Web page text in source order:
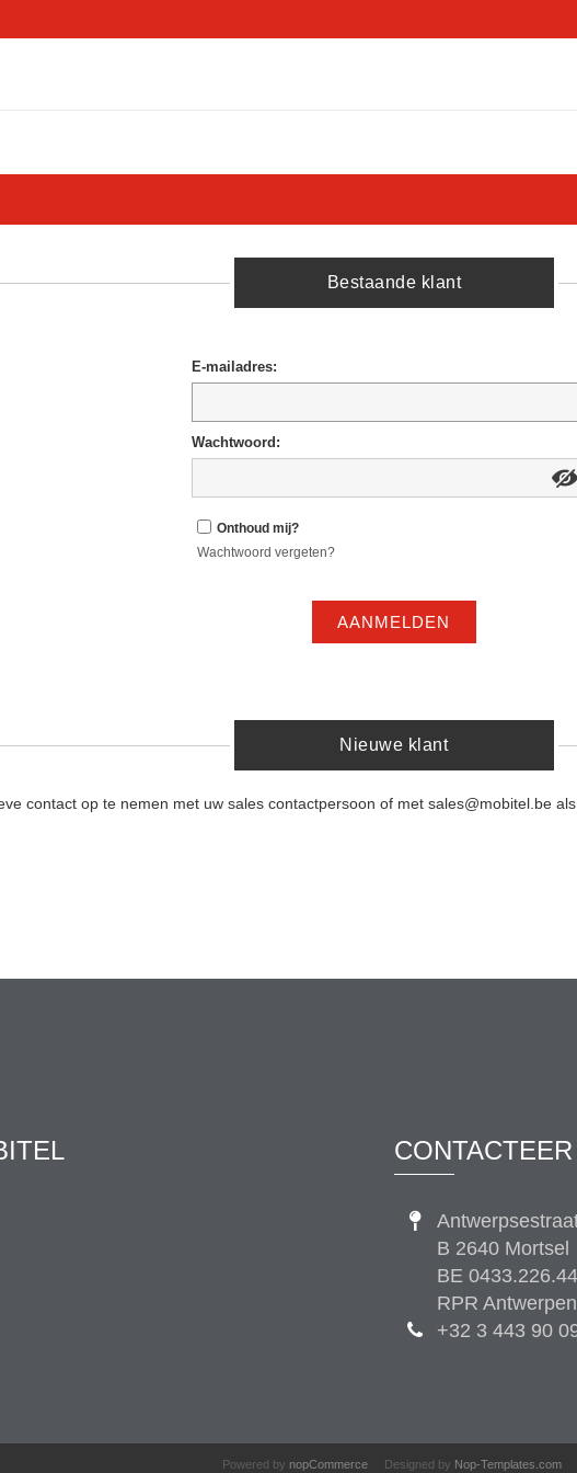
Bestaande klant
E-mailadres:
Wachtwoord:
Onthoud mij?
Wachtwoord vergeten?
AANMELDEN
Nieuwe klant
contact op te nemen met uw sales contactpersoon of met sales@mobitel.be
B 2640 Mortsel
BE
RPR Antwerpen
+32 3 443 90
Powered by nopCommerce Designed by Nop-Templates.com